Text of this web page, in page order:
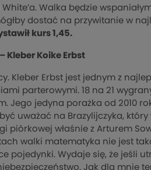
Walka będzie
dostać na przywitanie w
kurs 1,45.
Kleber Koike Erbst
Kleber Erbst jest jednym z
parterowymi. 18 na 21
Jego jedyna porażka od 2010
uważać na Brazylijczyka, który
piórkowej właśnie z Arturem
walki matematyka nie jest
pojedynki. Wydaje się, że jeśli
Jak dla mnie